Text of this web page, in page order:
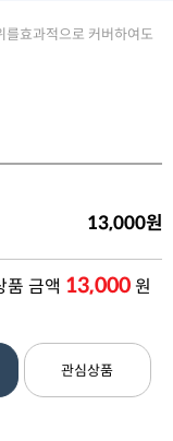
를효과적으로 커버하여도
13,000원
품 금액 13,000원
관심상품